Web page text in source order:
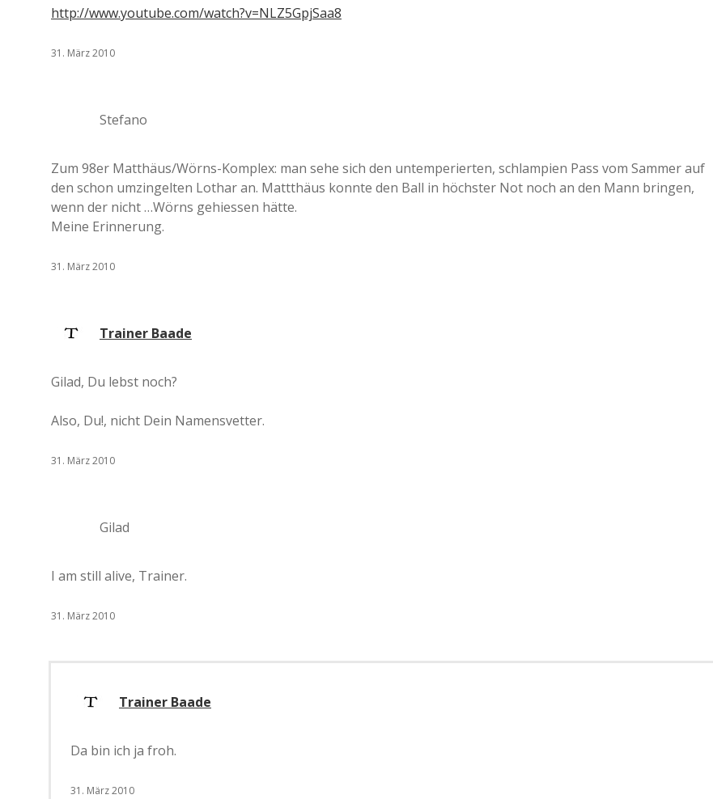
http://www.youtube.com/watch?v=NLZ5GpjSaa8
31. März 2010
Stefano
Zum 98er Matthäus/Wörns-Komplex: man sehe sich den untemperierten, schlampien Pass vom Sammer auf
den schon umzingelten Lothar an. Mattthäus konnte den Ball in höchster Not noch an den Mann bringen,
wenn der nicht …Wörns gehiessen hätte.
Meine Erinnerung.
31. März 2010
Trainer Baade
Gilad, Du lebst noch?
Also, Du!, nicht Dein Namensvetter.
31. März 2010
Gilad
I am still alive, Trainer.
31. März 2010
Trainer Baade
Da bin ich ja froh.
31. März 2010